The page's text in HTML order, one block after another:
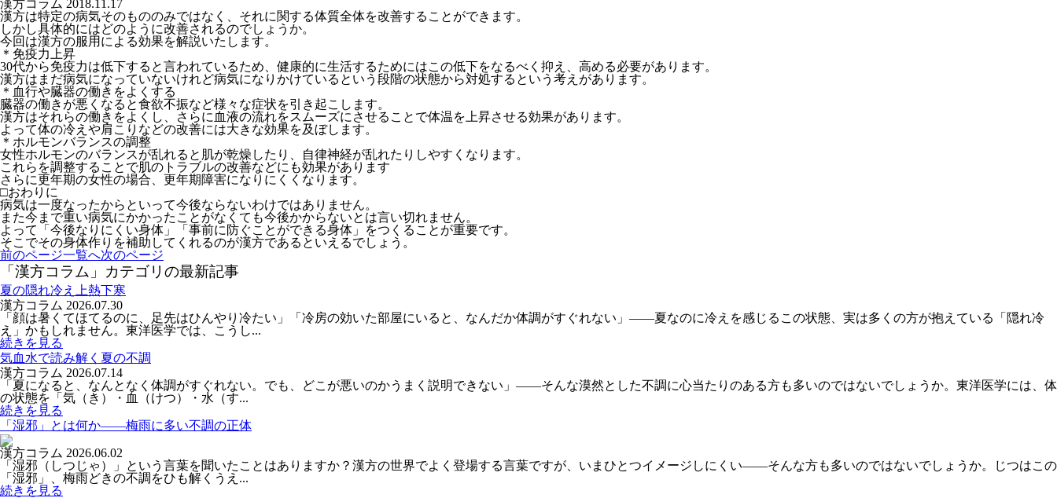
漢方コラム 2018.11.17
漢方は特定の病気そのもののみではなく、それに関する体質全体を改善することができます。
しかし具体的にはどのように改善されるのでしょうか。
今回は漢方の服用による効果を解説いたします。
＊免疫力上昇
30代から免疫力は低下すると言われているため、健康的に生活するためにはこの低下をなるべく抑え、高める必要があります。
漢方はまだ病気になっていないけれど病気になりかけているという段階の状態から対処するという考えがあります。
＊血行や臓器の働きをよくする
臓器の働きが悪くなると食欲不振など様々な症状を引き起こします。
漢方はそれらの働きをよくし、さらに血液の流れをスムーズにさせることで体温を上昇させる効果があります。
よって体の冷えや肩こりなどの改善には大きな効果を及ぼします。
＊ホルモンバランスの調整
女性ホルモンのバランスが乱れると肌が乾燥したり、自律神経が乱れたりしやすくなります。
これらを調整することで肌のトラブルの改善などにも効果があります
さらに更年期の女性の場合、更年期障害になりにくくなります。
□おわりに
病気は一度なったからといって今後ならないわけではありません。
また今まで重い病気にかかったことがなくても今後かからないとは言い切れません。
よって「今後なりにくい身体」「事前に防ぐことができる身体」をつくることが重要です。
そこでその身体作りを補助してくれるのが漢方であるといえるでしょう。
前のページ一覧へ次のページ
「漢方コラム」カテゴリの最新記事
夏の隠れ冷え上熱下寒
漢方コラム 2026.07.30
「顔は暑くてほてるのに、足先はひんやり冷たい」「冷房の効いた部屋にいると、なんだか体調がすぐれない」――夏なのに冷えを感じるこの状態、実は多くの方が抱えている「隠れ冷
え」かもしれません。東洋医学では、こうし...
続きを見る
気血水で読み解く夏の不調
漢方コラム 2026.07.14
「夏になると、なんとなく体調がすぐれない。でも、どこが悪いのかうまく説明できない」――そんな漠然とした不調に心当たりのある方も多いのではないでしょうか。東洋医学には、体
の状態を「気（き）・血（けつ）・水（す...
続きを見る
「湿邪」とは何か――梅雨に多い不調の正体
漢方コラム 2026.06.02
「湿邪（しつじゃ）」という言葉を聞いたことはありますか？漢方の世界でよく登場する言葉ですが、いまひとつイメージしにくい――そんな方も多いのではないでしょうか。じつはこの
「湿邪」、梅雨どきの不調をひも解くうえ...
続きを見る